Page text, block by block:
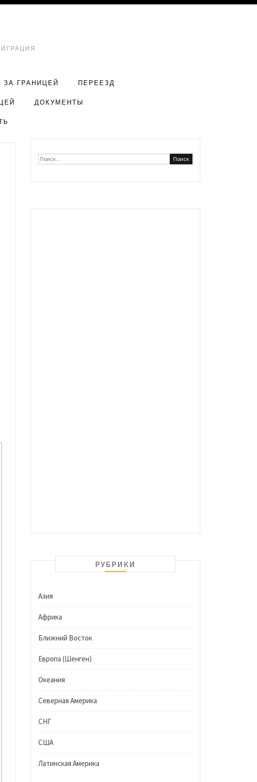
ЗА ГРАНИЦЕЙ ПЕРЕЕЗД
ДОКУМЕНТЫ
Найти:
РУБРИКИ
Азия
Африка
Ближний Восток
Европа (Шенген)
Океания
Северная Америка
СНГ
США
Латинская Америка